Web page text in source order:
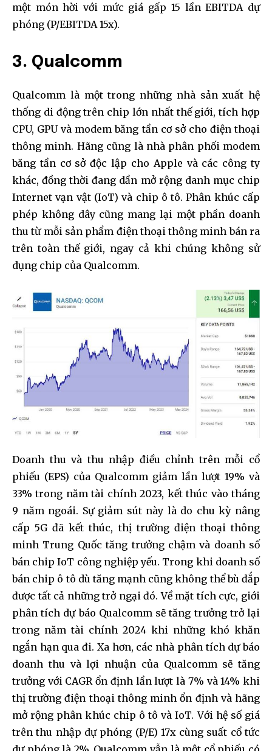
một món hời với mức giá gấp 15 lần EBITDA dự
phóng (P/EBITDA 15x).
3. Qualcomm
Qualcomm là một trong những nhà sản xuất hệ
thống di động trên chip lớn nhất thế giới, tích hợp
CPU, GPU và modem băng tần cơ sở cho điện thoại
thông minh. Hãng cũng là nhà phân phối modem
băng tần cơ sở độc lập cho Apple và các công ty
khác, đồng thời đang dần mở rộng danh mục chip
Internet vạn vật (IoT) và chip ô tô. Phân khúc cấp
phép không dây cũng mang lại một phần doanh
thu từ mỗi sản phẩm điện thoại thông minh bán ra
trên toàn thế giới, ngay cả khi chúng không sử
dụng chip của Qualcomm.
Doanh thu và thu nhập điều chỉnh trên mỗi cổ
phiếu (EPS) của Qualcomm giảm lần lượt 19% và
33% trong năm tài chính 2023, kết thúc vào tháng
9 năm ngoái. Sự giảm sút này là do chu kỳ nâng
cấp 5G đã kết thúc, thị trường điện thoại thông
minh Trung Quốc tăng trưởng chậm và doanh số
bán chip IoT công nghiệp yếu. Trong khi doanh số
bán chip ô tô dù tăng mạnh cũng không thể bù đắp
được tất cả những trở ngại đó. Về mặt tích cực, giới
phân tích dự báo Qualcomm sẽ tăng trưởng trở lại
trong năm tài chính 2024 khi những khó khăn
ngắn hạn qua đi. Xa hơn, các nhà phân tích dự báo
doanh thu và lợi nhuận của Qualcomm sẽ tăng
trưởng với CAGR ổn định lần lượt là 7% và 14% khi
thị trường điện thoại thông minh ổn định và hãng
mở rộng phân khúc chip ô tô và IoT. Với hệ số giá
trên thu nhập dự phóng (P/E) 17x cùng suất cổ tức